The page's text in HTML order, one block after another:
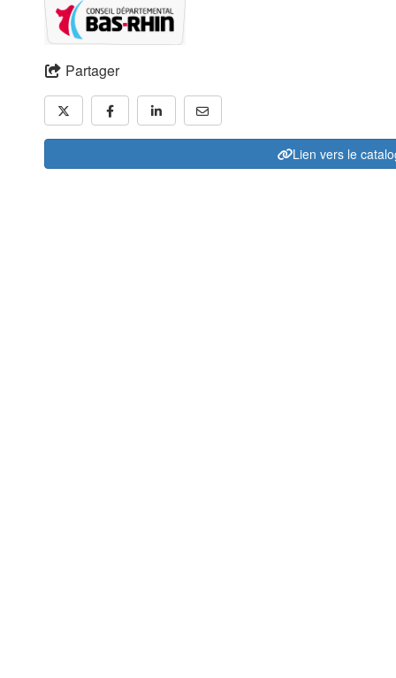
Partager
Lien vers le